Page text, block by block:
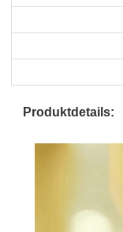
Produktdetails: